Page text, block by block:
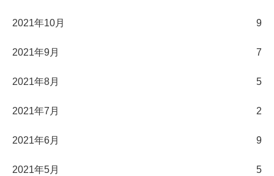
2021年10月 9
2021年9月 7
2021年8月 5
2021年7月 2
2021年6月 9
2021年5月 5